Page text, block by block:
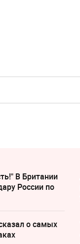
В Британии
России по
о самых